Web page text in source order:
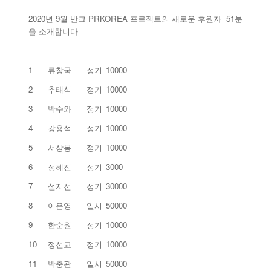
2020년 9월 반크 PRKOREA 프로젝트의 새로운 후원자 51분
을 소개합니다
1 류창국 정기 10000
2
추태식 정기 10000
3
박수와 정기 10000
4
강용석 정기 10000
5
서상봉 정기 10000
6
정혜진 정기 3000
7
설지선 정기 30000
8
이은영 일시 50000
9
한순원 정기 10000
10
정선교 정기 10000
11
박충관 일시 50000